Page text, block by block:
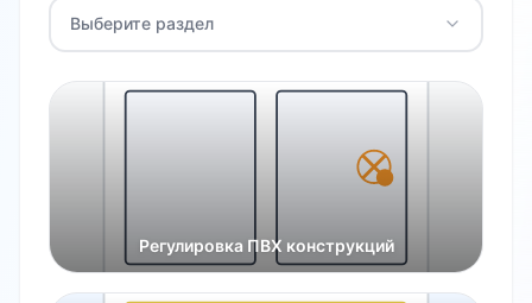
Выберите раздел
Регулировка ПВХ конструкций